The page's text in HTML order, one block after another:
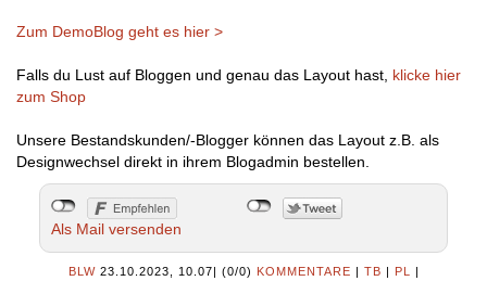
Zum DemoBlog geht es hier >
Falls du Lust auf Bloggen und genau das Layout hast, klicke hier
zum Shop
Unsere Bestandskunden/-Blogger können das Layout z.B. als
Designwechsel direkt in ihrem Blogadmin bestellen.
Als Mail versenden
BLW 23.10.2023, 10.07 (0/0) KOMMENTARE TB PL